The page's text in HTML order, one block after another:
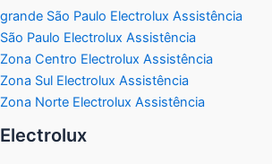
grande São Paulo Electrolux Assistência
São Paulo Electrolux Assistência
Zona Centro Electrolux Assistência
Zona Sul Electrolux Assistência
Zona Norte Electrolux Assistência
Electrolux